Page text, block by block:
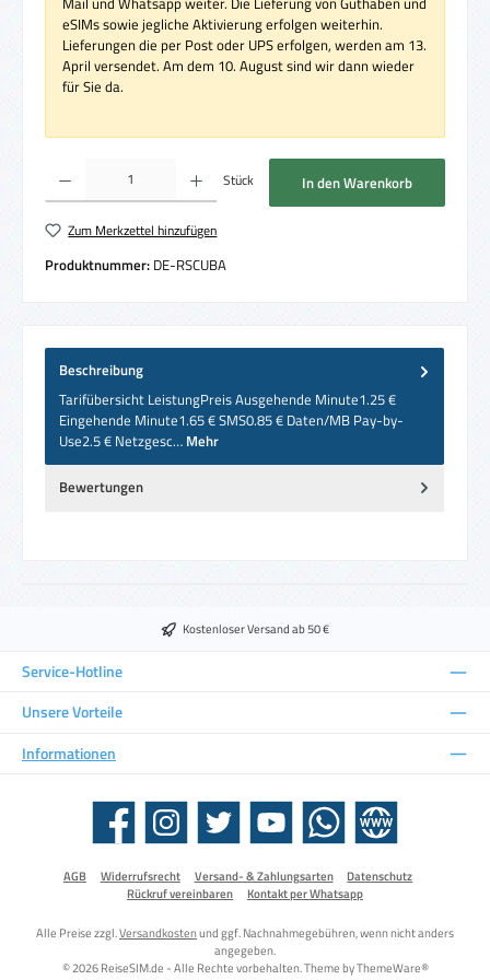
eSIMs sowie jegliche Aktivierung erfolgen weiterhin.
Lieferungen die per Post oder UPS erfolgen, werden am 13.
April versendet. Am dem 10. August sind wir dann wieder
für Sie da.
Produkt Anzahl: Gib den gewünschten Wert ein oder benutze die Schaltflächen um
Stück In den Warenkorb
Zum Merkzettel hinzufügen
Produktnummer: DE-RSCUBA
Beschreibung
Tarifübersicht LeistungPreis Ausgehende Minute1.25 €
Eingehende Minute1.65 € SMS0.85 € Daten/MB Pay-by-
Use2.5 € Netzgesc… Mehr
Bewertungen
Kostenloser Versand ab 50 €
Service-Hotline
Unsere Vorteile
Informationen
Facebook Instagram Twitter YouTube WhatsApp Website
AGB Widerrufsrecht Versand- & Zahlungsarten
Datenschutz
Rückruf vereinbaren
Kontakt per Whatsapp
Alle Preise zzgl.Versandkostenund ggf. Nachnahmegebühren, wenn nicht anders
angegeben.
© 2026 ReiseSIM.de - Alle Rechte vorbehalten. Theme byThemeWare®